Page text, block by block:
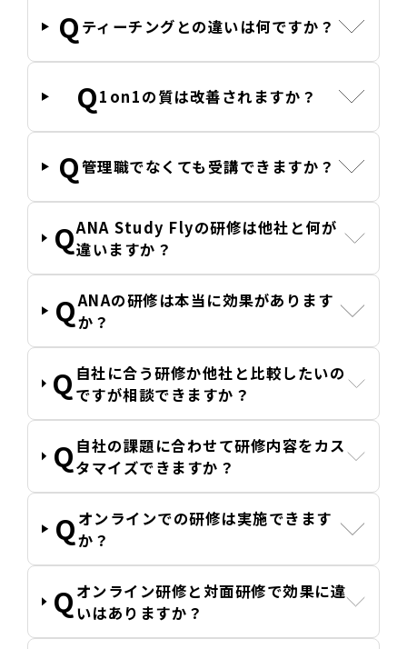
ティーチングとの違いは何ですか？
1on1の質は改善されますか？
管理職でなくても受講できますか？
ANA Study Flyの研修は他社と何が
違いますか？
ANAの研修は本当に効果があります
か？
自社に合う研修か他社と比較したいの
ですが相談できますか？
自社の課題に合わせて研修内容をカス
タマイズできますか？
オンラインでの研修は実施できます
か？
オンライン研修と対面研修で効果に違
いはありますか？